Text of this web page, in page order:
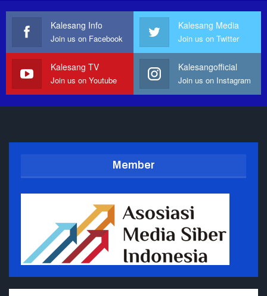
Kalesang Info
Join us on Facebook
Kalesang Media
Join us on Twitter
Kalesang TV
Join us on Youtube
Kalesangofficial
Join us on Instagram
Member